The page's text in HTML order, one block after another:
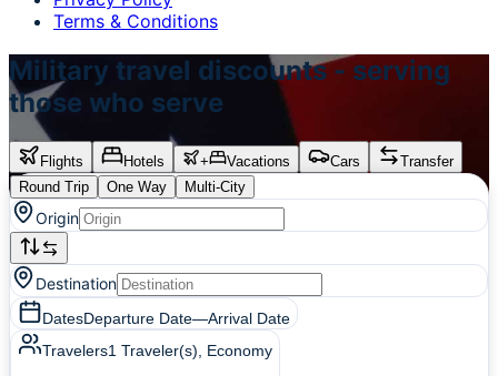
Terms & Conditions
Military travel discounts - serving
those who serve
Flights Hotels + Vacations Cars
Transfer
Round Trip
One Way Multi-City
Origin
Destination
DatesDeparture Date—Arrival Date
Travelers1 Traveler(s) , Economy